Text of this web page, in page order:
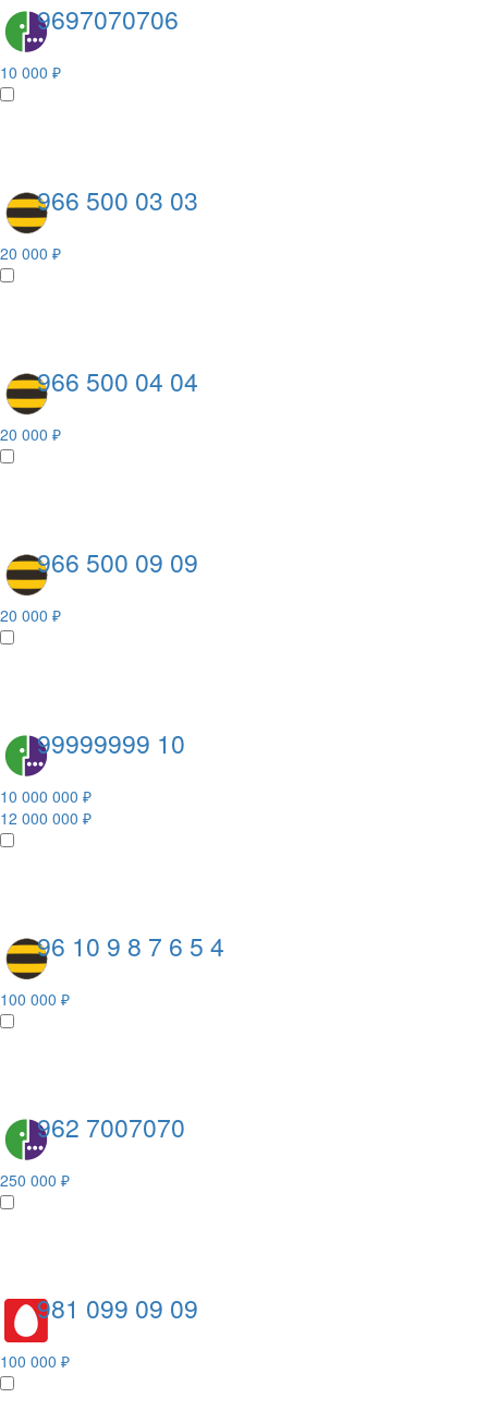
9697070706
10 000 ₽
966 500 03 03
20 000 ₽
966 500 04 04
20 000 ₽
966 500 09 09
20 000 ₽
99999999 10
10 000 000 ₽
12 000 000 ₽
96 10 9 8 7 6 5 4
100 000 ₽
962 7007070
250 000 ₽
981 099 09 09
100 000 ₽